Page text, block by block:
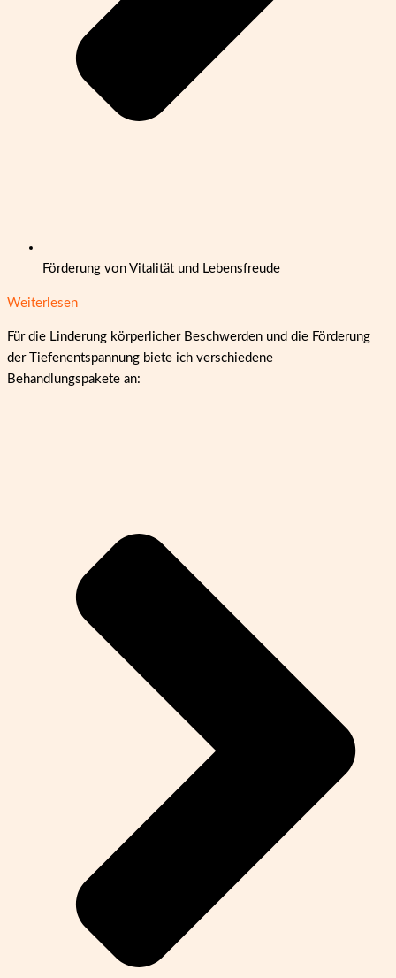
Förderung von Vitalität und Lebensfreude
Weiterlesen
Für die Linderung körperlicher Beschwerden und die Förderung
der Tiefenentspannung biete ich verschiedene
Behandlungspakete an: